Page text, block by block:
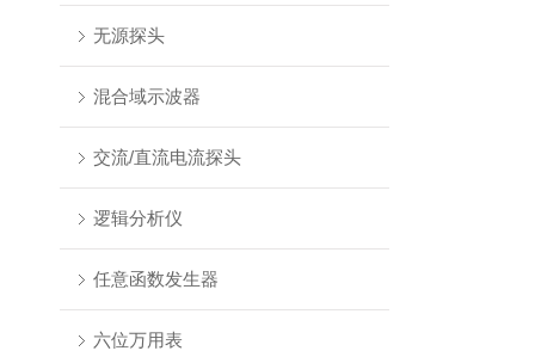
无源探头
混合域示波器
交流/直流电流探头
逻辑分析仪
任意函数发生器
六位万用表